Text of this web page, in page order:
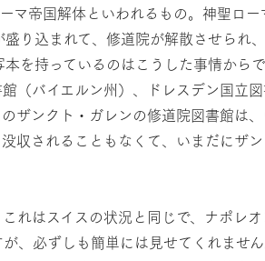
帝国解体といわれるもの。神聖ロ
り込まれて、修道院が解散させられ
持っているのはこうした事情から
（バイエルン州）、ドレスデン国立
ザンクト・ガレンの修道院図書館は
収されることもなくて、いまだにザ
れはスイスの状況と同じで、ナポレ
、必ずしも簡単には見せてくれませ